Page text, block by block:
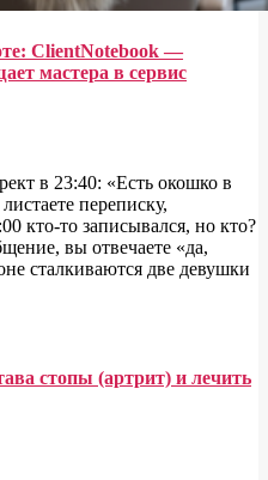
ClientNotebook —
мастера в сервис
в 23:40: «Есть окошко в
переписку,
кто-то записывался, но кто?
вы отвечаете «да,
сталкиваются две девушки
стопы (артрит) и лечить